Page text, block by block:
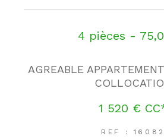
4 pièces -
AGREABLE
1 520 €
REF : 16082